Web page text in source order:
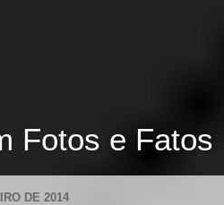
Fotos e Fatos
DE 2014